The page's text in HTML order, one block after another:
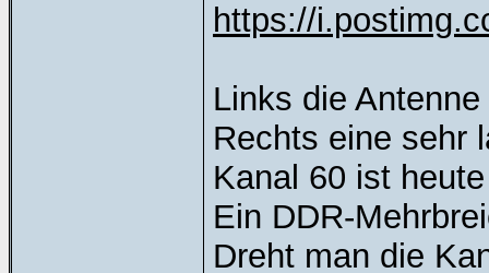
https://
Links die
Rechts eine sehr
Kanal 60 ist
Ein DDR-
Dreht man die